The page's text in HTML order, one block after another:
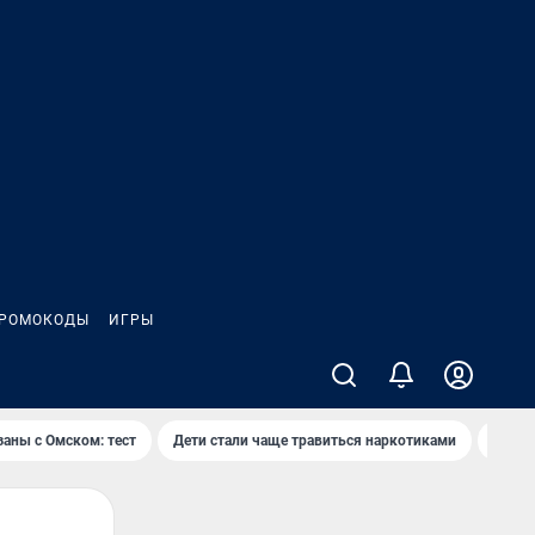
ИГРЫ
с Омском: тест Дети стали чаще травиться наркотиками